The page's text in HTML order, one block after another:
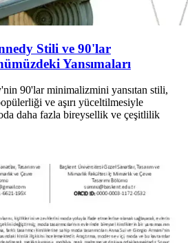
Stili ve 90'lar
Yansımaları
90'lar minimalizmini yansıtan stili,
ve aşırı yüceltilmesiyle
daha fazla bireysellik ve çeşitlilik